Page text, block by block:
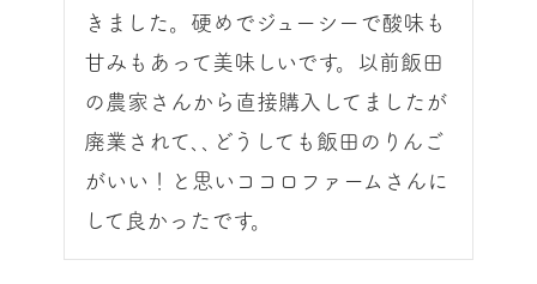
きました。硬めでジューシーで酸味も
甘みもあって美味しいです。以前飯田
の農家さんから直接購入してましたが
廃業されて､､どうしても飯田のりんご
がいい！と思いココロファームさんに
して良かったです。